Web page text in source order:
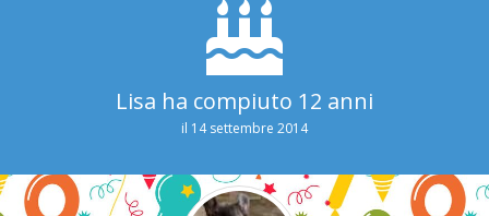
Lisa ha compiuto 12 anni
il 14 settembre 2014